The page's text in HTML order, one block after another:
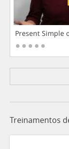
Present Simple
Treinamentos